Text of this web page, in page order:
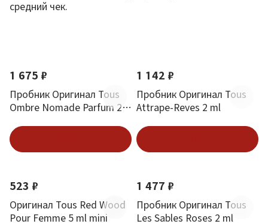
средний чек.
1 675 ₽
Пробник Оригинал Tous
Ombre Nomade Parfum 2
1 142 ₽
Пробник Оригинал Tous
Attrape-Reves 2 ml
523 ₽
Оригинал Tous Red Wood
Pour Femme 5 ml mini
1 477 ₽
Пробник Оригинал Tous
Les Sables Roses 2 ml